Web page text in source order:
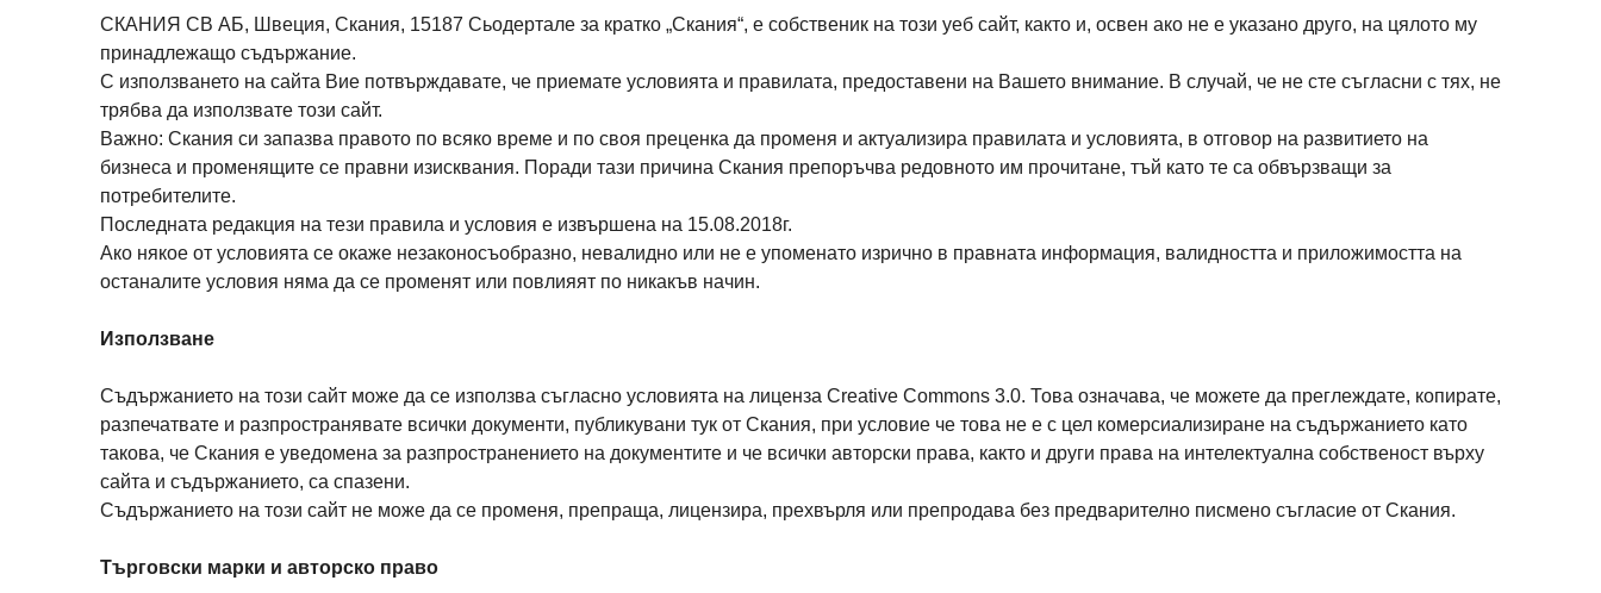
СКАНИЯ СВ АБ, Швеция, Скания, 15187 Сьодертале за кратко „Скания“, е собственик на този уеб сайт, както и, освен ако не е указано друго, на цялото му
принадлежащо съдържание.
С използването на сайта Вие потвърждавате, че приемате условията и правилата, предоставени на Вашето внимание. В случай, че не сте съгласни с тях, не
трябва да използвате този сайт.
Важно: Скания си запазва правото по всяко време и по своя преценка да променя и актуализира правилата и условията, в отговор на развитието на
бизнеса и променящите се правни изисквания. Поради тази причина Скания препоръчва редовното им прочитане, тъй като те са обвързващи за
потребителите.
Последната редакция на тези правила и условия е извършена на 15.08.2018г.
Ако някое от условията се окаже незаконосъобразно, невалидно или не е упоменато изрично в правната информация, валидността и приложимостта на
останалите условия няма да се променят или повлияят по никакъв начин.
Използване
Съдържанието на този сайт може да се използва съгласно условията на лиценза Creative Commons 3.0. Това означава, че можете да преглеждате, копирате,
разпечатвате и разпространявате всички документи, публикувани тук от Скания, при условие че това не е с цел комерсиализиране на съдържанието като
такова, че Скания е уведомена за разпространението на документите и че всички авторски права, както и други права на интелектуална собственост върху
сайта и съдържанието, са спазени.
Съдържанието на този сайт не може да се променя, препраща, лицензира, прехвърля или препродава без предварително писмено съгласие от Скания.
Търговски марки и авторско право